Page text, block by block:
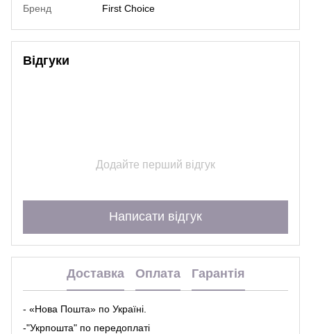
Бренд First Choice
Відгуки
Додайте перший відгук
Написати відгук
Доставка Оплата Гарантія
- «Нова Пошта» по Україні.
-"Укрпошта" по передоплаті